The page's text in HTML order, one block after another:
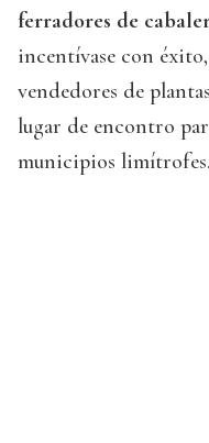
ferradores de
incentívase con
vendedores de
lugar de encontro
municipios limítrofes.